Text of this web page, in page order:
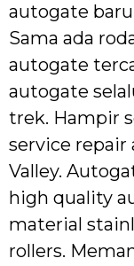
autogate
Sama ada
autogate
autogate
trek. Hampir
service repair
Valley.
high quality
material
rollers.